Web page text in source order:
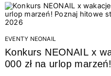
zmysłami: przez soczysty kolor,
orzeźwiający zapach i słodki
NEONAIL łączy siły z marką
na styku jedzenia i piękna....
EVENTY NEONAIL
Konkurs NEONAIL x
000 zł na urlop